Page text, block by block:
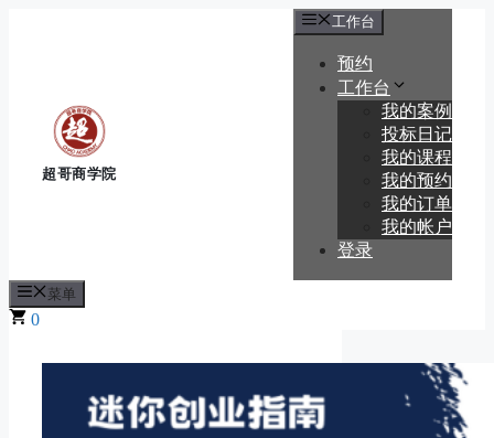
工作台
预约
工作台
我的案例
投标日记
我的课程
我的预约
我的订单
我的帐户
登录
菜单
0